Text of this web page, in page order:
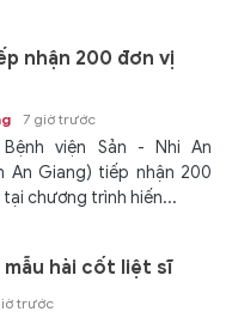
nhận 200 đơn vị
7 giờ trước
viện Sản - Nhi An
An Giang) tiếp nhận 200
tại chương trình hiến...
mẫu hài cốt liệt sĩ
trước